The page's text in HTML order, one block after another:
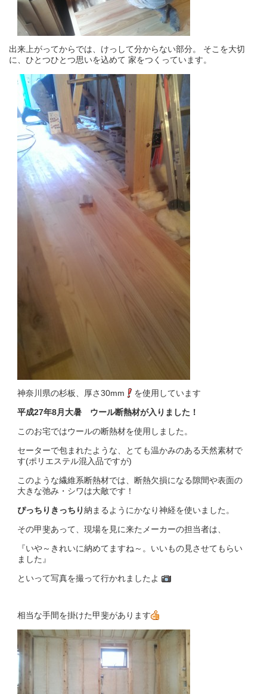
出来上がってからでは、けっして分からない部分。 そこを大切
に、ひとつひとつ思いを込めて 家をつくっています。
神奈川県の杉板、厚さ30mm
を使用しています
平成27年8月大暑 ウール断熱材が入りました！
このお宅ではウールの断熱材を使用しました。
セーターで包まれたような、とても温かみのある天然素材で
す(ポリエステル混入品ですが)
このような繊維系断熱材では、断熱欠損になる隙間や表面の
大きな弛み・シワは大敵です！
ぴっちりきっちり納まるようにかなり神経を使いました。
その甲斐あって、現場を見に来たメーカーの担当者は、
『いや～きれいに納めてますね～。いいもの見させてもらい
ました』
といって写真を撮って行かれましたよ
相当な手間を掛けた甲斐があります